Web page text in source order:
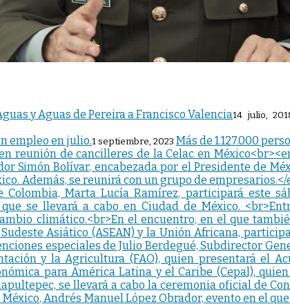
14 julio,
1 septiembre, 2023 Más de 1.127.000